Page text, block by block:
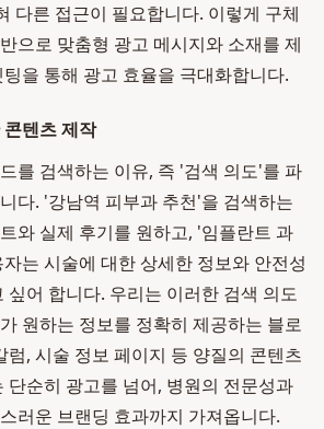
다른 접근이 필요합니다. 이렇게 구체
으로 맞춤형 광고 메시지와 소재를 제
을 통해 광고 효율을 극대화합니다.
텐츠 제작
를 검색하는 이유, 즉 '검색 의도'를 파
다. '강남역 피부과 추천'을 검색하는
와 실제 후기를 원하고, '임플란트 과
는 시술에 대한 상세한 정보와 안전성
싶어 합니다. 우리는 이러한 검색 의도
원하는 정보를 정확히 제공하는 블로
럼, 시술 정보 페이지 등 양질의 콘텐츠
단순히 광고를 넘어, 병원의 전문성과
러운 브랜딩 효과까지 가져옵니다.